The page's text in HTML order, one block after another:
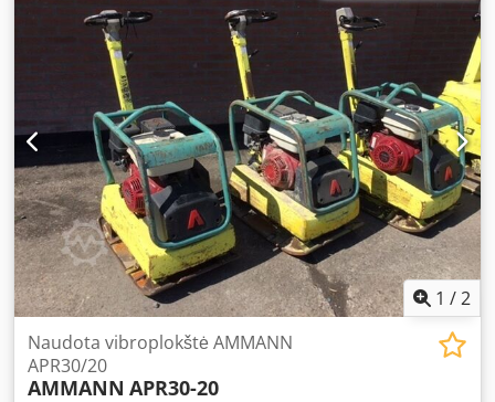
1 /2
Naudota vibroplokštė AMMANN
APR30/20
AMMANN APR30-20